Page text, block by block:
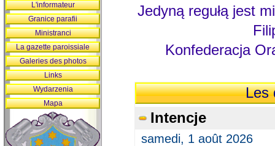
Jedyną regułą jest
Konfederacja
Les
Intencje
samedi, 1 août 2026
L'informateur
Granice parafii
Ministranci
La gazette paroissiale
Galeries des photos
Links
Wydarzenia
Mapa